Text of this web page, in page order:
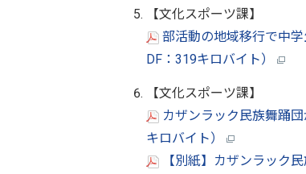
【文化スポーツ課】
部活動の地域移行で中
DF：319キロバイト）
【文化スポーツ課】
カザンラック民族舞踊
キロバイト）
【別紙】カザンラック